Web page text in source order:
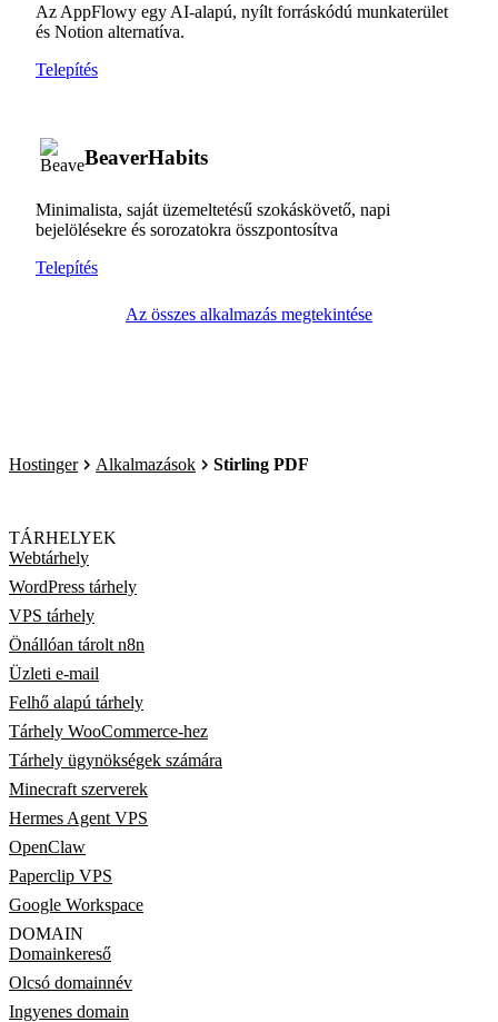
Az AppFlowy egy AI-alapú, nyílt forráskódú munkaterület
és Notion alternatíva.
Telepítés
BeaverHabits
Minimalista, saját üzemeltetésű szokáskövető, napi
bejelölésekre és sorozatokra összpontosítva
Telepítés
Az összes alkalmazás megtekintése
Hostinger Alkalmazások Stirling PDF
TÁRHELYEK
Webtárhely
WordPress tárhely
VPS tárhely
Önállóan tárolt n8n
Üzleti e-mail
Felhő alapú tárhely
Tárhely WooCommerce-hez
Tárhely ügynökségek számára
Minecraft szerverek
Hermes Agent VPS
OpenClaw
Paperclip VPS
Google Workspace
DOMAIN
Domainkereső
Olcsó domainnév
Ingyenes domain